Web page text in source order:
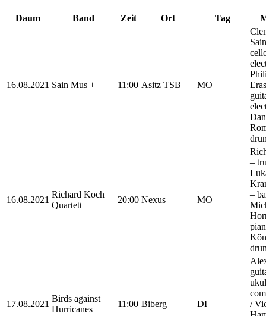
Daum Band Zeit Ort Tag
16.08.2021 Sain Mus + 11:00 Asitz TSB MO
16.08.2021
Richard Koch
Quartett
20:00 Nexus MO
–
–
17.08.2021
Birds against
Hurricanes
11:00 Biberg DI
/